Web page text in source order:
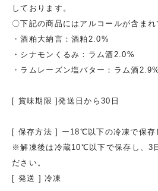
しております。
〇下記の商品にはアルコールが含まれ
・酒粕大納言：酒粕2.0%
・シナモンくるみ：ラム酒2.0%
・ラムレーズン塩バター：ラム酒2.9%
[ 賞味期限 ]発送日から30日
[ 保存方法 ] ー18℃以下の冷凍で保存
※解凍後は冷蔵10℃以下で保存し、3
ださい。
[ 発送 ] 冷凍